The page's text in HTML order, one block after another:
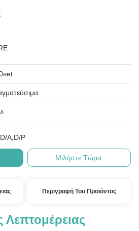
A,D/P
Μιλήστε Τώρα.
Περιγραφή Του Προϊόντος